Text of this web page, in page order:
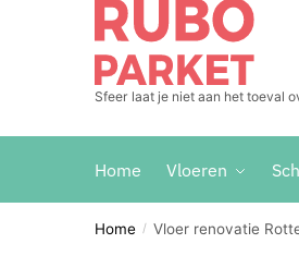
Sfeer laat je niet aan het toeval
Home Vloeren
Home / Vloer renovatie